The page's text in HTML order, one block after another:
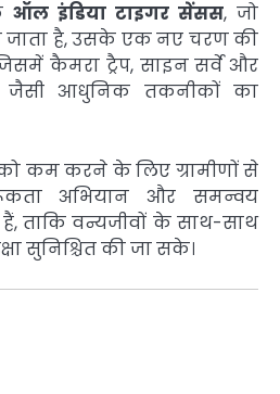
ऑल इंडिया टाइगर सेंसस, जो
जाता है, उसके एक नए चरण की
कैमरा ट्रैप, साइन सर्वे और
जैसी आधुनिक तकनीकों का
कम करने के लिए ग्रामीणों से
अभियान और समन्वय
ताकि वन्यजीवों के साथ-साथ
सुनिश्चित की जा सके।